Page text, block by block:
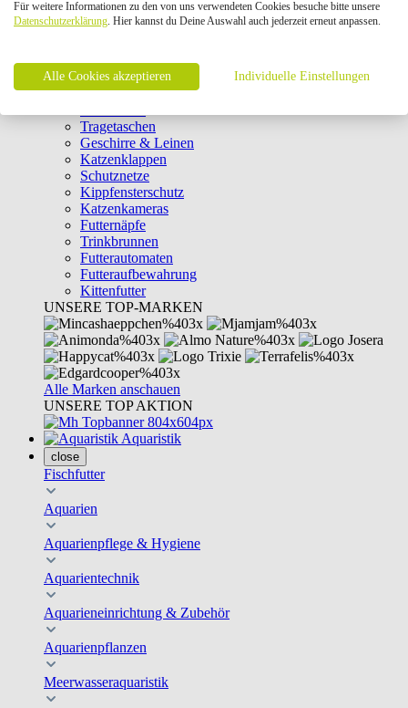
Intelligenzspielzeug
Laserpointer & Elektrospielzeug
Clicker & Target Sticks für Katzen
Weiteres Katzenspielzeug
Transportboxen
Tragetaschen
Geschirre & Leinen
Katzenklappen
Schutznetze
Kippfensterschutz
Katzenkameras
Futternäpfe
Trinkbrunnen
Futterautomaten
Futteraufbewahrung
Kittenfutter
UNSERE TOP-MARKEN
Alle Marken anschauen
UNSERE TOP AKTION
Aquaristik
close
Fischfutter
Aquarien
Aquarienpflege & Hygiene
Aquarientechnik
Aquarieneinrichtung & Zubehör
Aquarienpflanzen
Meerwasseraquaristik
Für weitere Informationen zu den von uns verwendeten Cookies besuche bitte unsere
Datenschutzerklärung. Hier kannst du Deine Auswahl auch jederzeit erneut anpassen.
Alle Cookies akzeptieren Individuelle Einstellungen